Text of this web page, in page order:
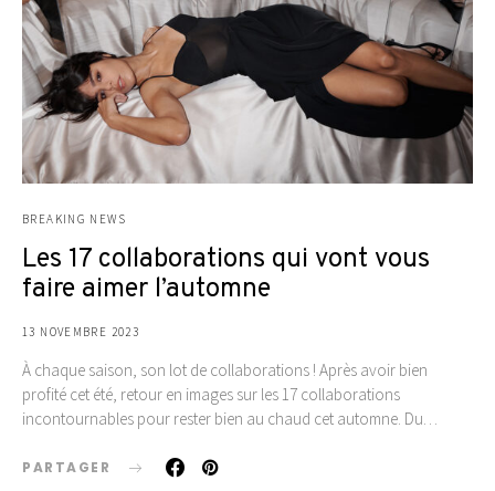
BREAKING NEWS
Les 17 collaborations qui vont vous
faire aimer l’automne
13 NOVEMBRE 2023
À chaque saison, son lot de collaborations ! Après avoir bien
profité cet été, retour en images sur les 17 collaborations
incontournables pour rester bien au chaud cet automne. Du…
PARTAGER